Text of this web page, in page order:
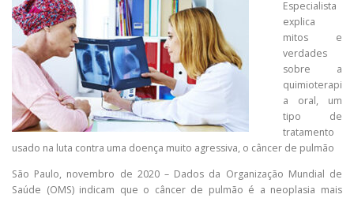
Especialista
explica
mitos e
verdades
sobre a
quimioterapi
a oral, um
tipo de
tratamento
usado na luta contra uma doença muito agressiva, o câncer de pulmão
São Paulo, novembro de 2020 – Dados da Organização Mundial de
Saúde (OMS) indicam que o câncer de pulmão é a neoplasia mais